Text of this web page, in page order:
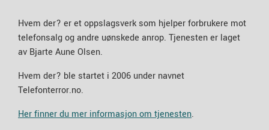
Hvem der? er et oppslagsverk som hjelper forbrukere mot
telefonsalg og andre uønskede anrop. Tjenesten er laget
av Bjarte Aune Olsen.
Hvem der? ble startet i 2006 under navnet
Telefonterror.no.
Her finner du mer informasjon om tjenesten.